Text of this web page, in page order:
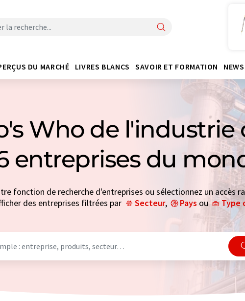
DU MARCHÉ LIVRES BLANCS SAVOIR ET FORMATION
Who de l'industrie
entreprises du
fonction de recherche d'entreprises ou sélectionnez un accès
des entreprises filtrées par
Secteur, Pays ou Type